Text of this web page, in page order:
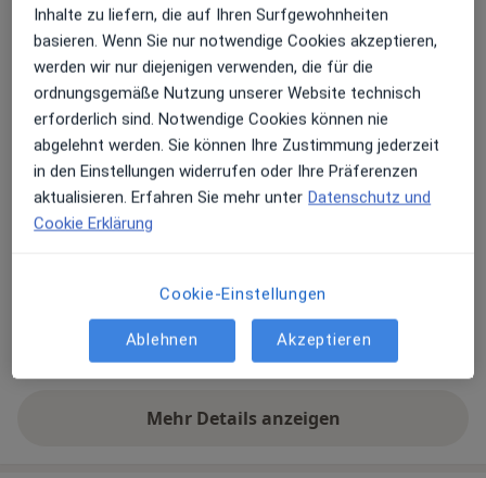
Zu Google Maps
öffnet in einer neuen
Verfügbarkeit
Dr. med. Sven Heinrich bietet an diesem Standort
über Jameda keine Online-Terminbuchung an
Zahlungsmodalitäten (private Besuche)
Telefonnummer
030 845...Telefonnummer anzeigen
Mehr Details anzeigen
über die Adresse
Inhalte zu liefern, die auf Ihren Surfgewohnheiten
basieren. Wenn Sie nur notwendige Cookies akzeptieren,
werden wir nur diejenigen verwenden, die für die
ordnungsgemäße Nutzung unserer Website technisch
erforderlich sind. Notwendige Cookies können nie
abgelehnt werden. Sie können Ihre Zustimmung jederzeit
in den Einstellungen widerrufen oder Ihre Präferenzen
aktualisieren. Erfahren Sie mehr unter Datenschutz und
Cookie Erklärung
Cookie-Einstellungen
Ablehnen Akzeptieren